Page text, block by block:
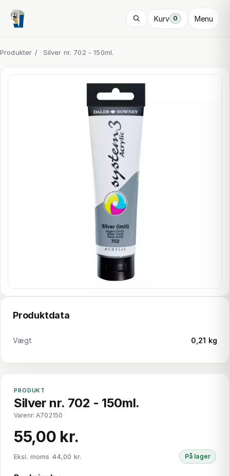
Kurv 0 Menu
Produkter / Silver nr. 702 - 150ml.
Produktdata
Vægt 0,21 kg
PRODUKT
Silver nr. 702 - 150ml.
Varenr: A702150
55,00 kr.
Eksl. moms 44,00 kr. På lager